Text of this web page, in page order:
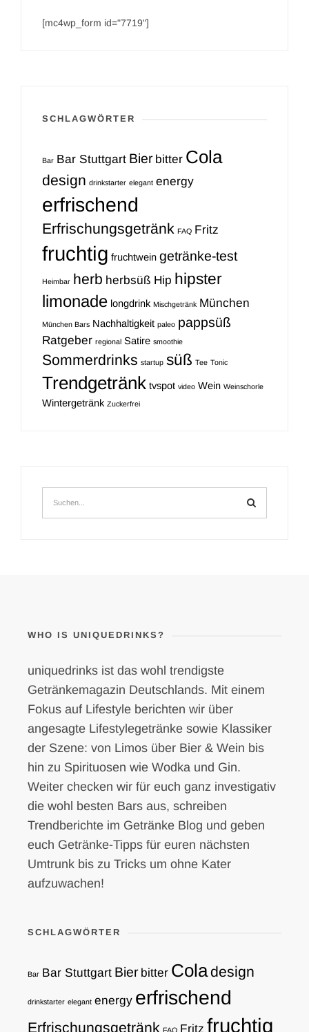
[mc4wp_form id="7719"]
SCHLAGWÖRTER
Bar Bar Stuttgart Bier bitter Cola
design drinkstarter elegant energy
erfrischend
Erfrischungsgetränk FAQ Fritz
fruchtig fruchtwein getränke-test
Heimbar herb herbsüß Hip hipster
limonade longdrink Mischgetränk München
München Bars Nachhaltigkeit paleo pappsüß
Ratgeber regional Satire smoothie
Sommerdrinks startup süß Tee Tonic
Trendgetränk tvspot video Wein Weinschorle
Wintergetränk Zuckerfrei
WHO IS UNIQUEDRINKS?
uniquedrinks ist das wohl trendigste
Getränkemagazin Deutschlands. Mit einem
Fokus auf Lifestyle berichten wir über
angesagte Lifestylegetränke sowie Klassiker
der Szene: von Limos über Bier & Wein bis
hin zu Spirituosen wie Wodka und Gin.
Weiter checken wir für euch ganz investigativ
die wohl besten Bars aus, schreiben
Trendberichte im Getränke Blog und geben
euch Getränke-Tipps für euren nächsten
Umtrunk bis zu Tricks um ohne Kater
aufzuwachen!
SCHLAGWÖRTER
Bar Bar Stuttgart Bier bitter Coladesign
drinkstarter elegant energy erfrischend
Erfrischungsgetränk FAQ Fritz fruchtig